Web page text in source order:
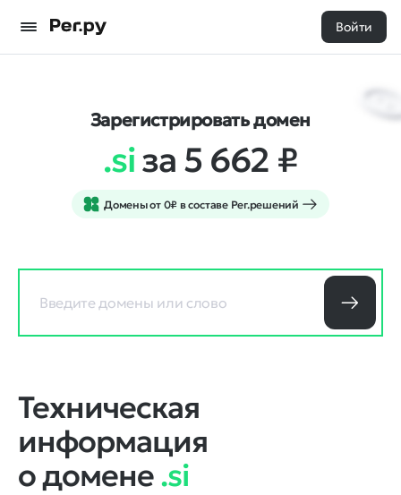
Войти
Зарегистрировать домен
.siза 5 662 ₽
Домены от 0₽ в составе Рег.решений
Техническая
информация
о домене.si